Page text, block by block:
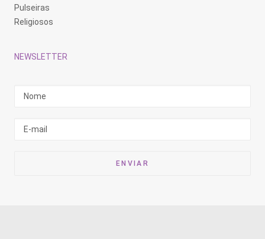
Pulseiras
Religiosos
NEWSLETTER